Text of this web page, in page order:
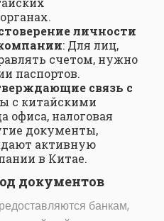
личности
: Для лиц,
счетом, нужно
паспортов.
связь с
с китайскими
офиса, налоговая
документы,
активную
в Китае.
документов
банкам,